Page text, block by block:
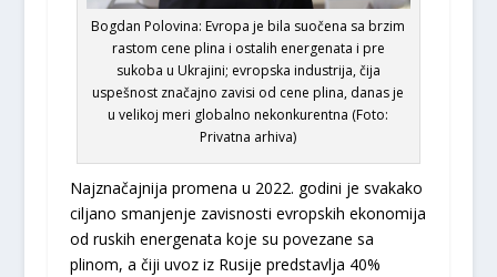
Bogdan Polovina: Evropa je bila suočena sa brzim
rastom cene plina i ostalih energenata i pre
sukoba u Ukrajini; evropska industrija, čija
uspešnost značajno zavisi od cene plina, danas je
u velikoj meri globalno nekonkurentna (Foto:
Privatna arhiva)
Najznačajnija promena u 2022. godini je svakako
ciljano smanjenje zavisnosti evropskih ekonomija
od ruskih energenata koje su povezane sa
plinom, a čiji uvoz iz Rusije predstavlja 40%